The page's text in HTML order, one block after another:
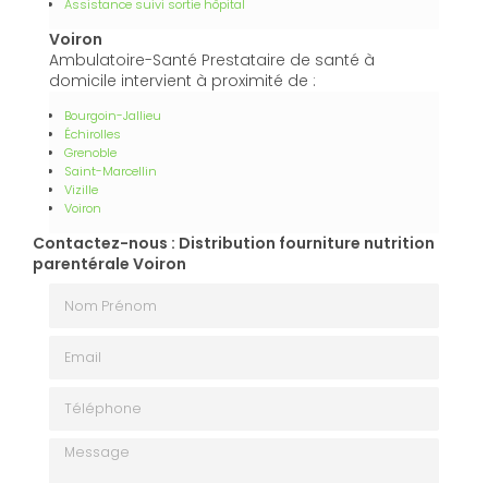
Assistance suivi sortie hôpital
Voiron
Ambulatoire-Santé Prestataire de santé à
domicile intervient à proximité de :
Bourgoin-Jallieu
Échirolles
Grenoble
Saint-Marcellin
Vizille
Voiron
Contactez-nous : Distribution fourniture nutrition
parentérale Voiron
Message